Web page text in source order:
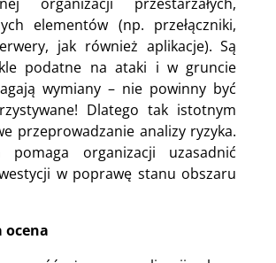
elementów (np. przełączniki,
jak również aplikacje). Są
podatne na ataki i w gruncie
wymiany – nie powinny być
Dlatego tak istotnym
przeprowadzanie analizy ryzyka.
pomaga organizacji uzasadnić
w poprawę stanu obszaru
ocena